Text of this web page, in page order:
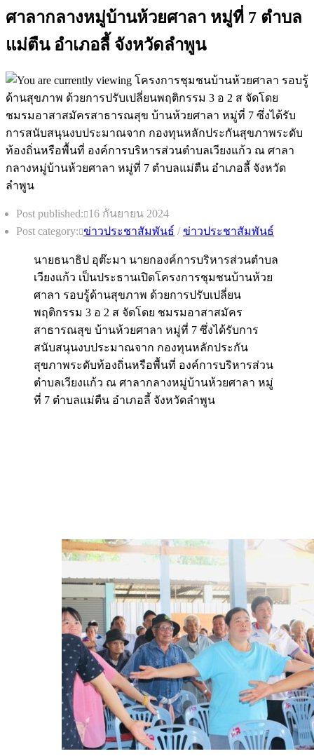
ศาลากลางหมู่บ้านห้วยศาลา หมู่ที่ 7 ตำบล
แม่ตืน อำเภอลี้ จังหวัดลำพูน
Post published: 16 กันยายน 2024
Post category: ข่าวประชาสัมพันธ์ / ข่าวประชาสัมพันธ์
นายธนาธิป อุต๊ะมา นายกองค์การบริหารส่วนตำบล
เวียงแก้ว เป็นประธานเปิดโครงการชุมชนบ้านห้วย
ศาลา รอบรู้ด้านสุขภาพ ด้วยการปรับเปลี่ยน
พฤติกรรม 3 อ 2 ส จัดโดย ชมรมอาสาสมัคร
สาธารณสุข บ้านห้วยศาลา หมู่ที่ 7 ซึ่งได้รับการ
สนับสนุนงบประมาณจาก กองทุนหลักประกัน
สุขภาพระดับท้องถิ่นหรือพื้นที่ องค์การบริหารส่วน
ตำบลเวียงแก้ว ณ ศาลากลางหมู่บ้านห้วยศาลา หมู่
ที่ 7 ตำบลแม่ตืน อำเภอลี้ จังหวัดลำพูน